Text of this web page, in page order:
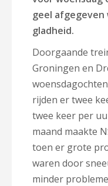
geel afgegeven
gladheid.
Doorgaande
Groningen en
rijden er twee
twee keer per
maand maakte
toen er grote
waren door
minder